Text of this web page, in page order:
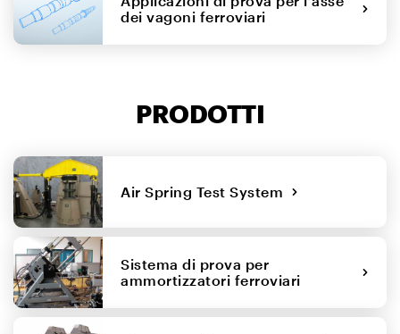
dei vagoni ferroviari
PRODOTTI
Air Spring Test System
Sistema di prova per
ammortizzatori ferroviari